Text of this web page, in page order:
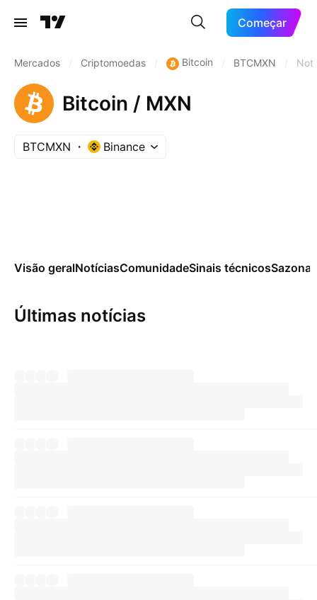
Começar
Mercados Criptomoedas Bitcoin BTCMXN
Bitcoin / MXN
BTCMXN Binance
Visão geralNotíciasComunidadeSinais técnicos
Últimas notícias